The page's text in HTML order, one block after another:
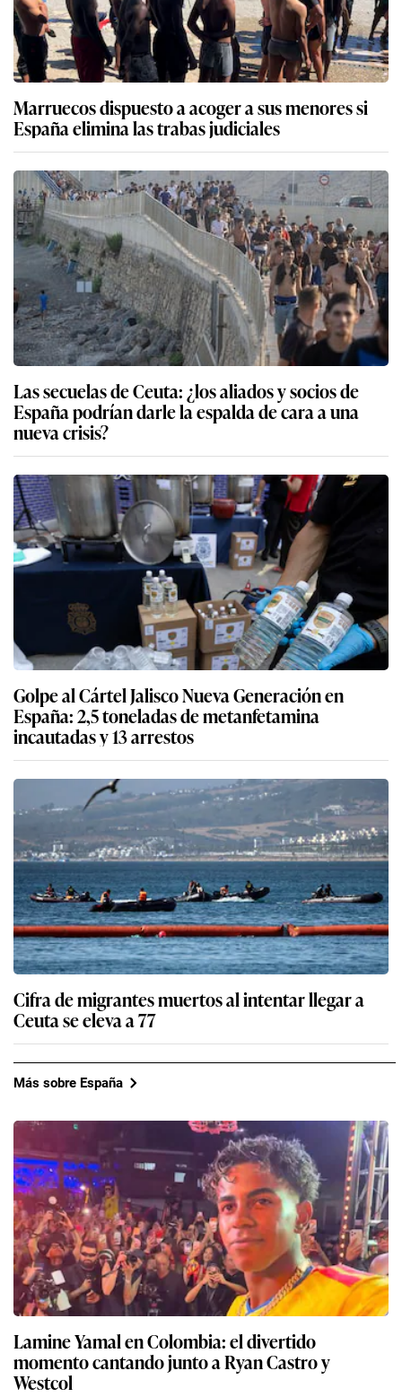
Marruecos dispuesto a acoger a sus menores si
España elimina las trabas judiciales
Las secuelas de Ceuta: ¿los aliados y socios de
España podrían darle la espalda de cara a una
nueva crisis?
Golpe al Cártel Jalisco Nueva Generación en
España: 2,5 toneladas de metanfetamina
incautadas y 13 arrestos
Cifra de migrantes muertos al intentar llegar a
Ceuta se eleva a 77
Más sobre España
Lamine Yamal en Colombia: el divertido
momento cantando junto a Ryan Castro y
Westcol